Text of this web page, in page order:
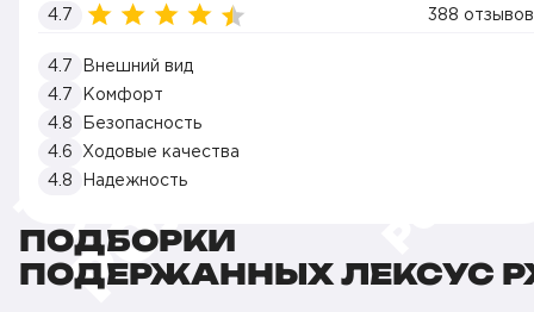
4.7
388 отзывов
4.7
Внешний вид
4.7
Комфорт
4.8
Безопасность
4.6
Ходовые качества
4.8
Надежность
ПОДБОРКИ
ПОДЕРЖАННЫХ ЛЕКСУС